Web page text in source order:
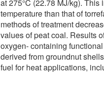
at 275°C (22.78 MJ/kg).
temperature than that of
methods of treatment
values of peat coal. Results
oxygen- containing
derived from groundnut
fuel for heat applications,